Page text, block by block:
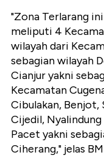
"Zona Terlarang
meliputi 4
wilayah dari
sebagian wilayah
Cianjur yakni
Kecamatan
Cibulakan, Benjot,
Cijedil,
Pacet yakni
Ciherang," jelas